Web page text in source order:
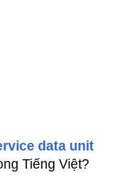
data unit
Tiếng Việt?